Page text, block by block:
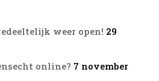
1 in Leidschendam
via deze link
of kijk
weer open! 29
online? 7 november